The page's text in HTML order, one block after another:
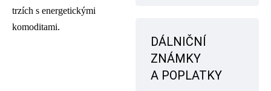
trzích s energetickými
komoditami.
DÁLNIČNÍ
ZNÁMKY
A POPLATKY